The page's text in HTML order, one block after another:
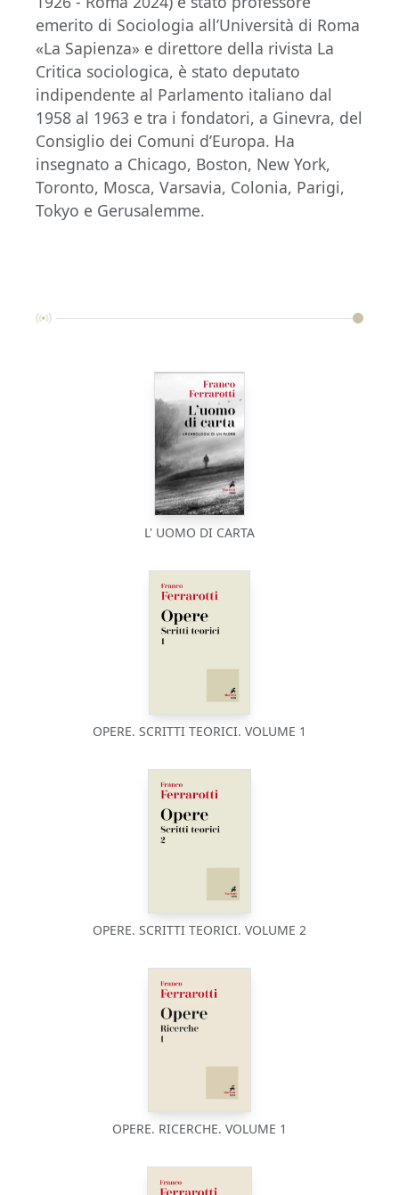
emerito di Sociologia all’Università di Roma
«La Sapienza» e direttore della rivista La
Critica sociologica, è stato deputato
indipendente al Parlamento italiano dal
1958 al 1963 e tra i fondatori, a Ginevra, del
Consiglio dei Comuni d’Europa. Ha
insegnato a Chicago, Boston, New York,
Toronto, Mosca, Varsavia, Colonia, Parigi,
Tokyo e Gerusalemme.
L' UOMO DI CARTA
OPERE. SCRITTI TEORICI. VOLUME 1
OPERE. SCRITTI TEORICI. VOLUME 2
OPERE. RICERCHE. VOLUME 1